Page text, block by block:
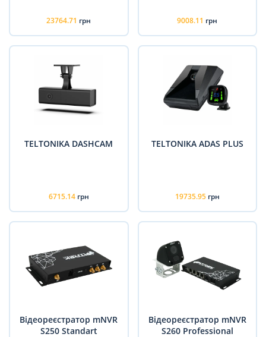
23764.71 грн 9008.11 грн
TELTONIKA DASHCAM
6715.14 грн
TELTONIKA ADAS PLUS
19735.95 грн
Відеореєстратор mNVR
S250 Standart
Відеореєстратор mNVR
S260 Professional